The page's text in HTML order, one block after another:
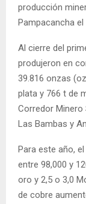
producción
Pampacancha el
Al cierre del
produjeron en
39.816 onzas
plata y 766 t de
Corredor Minero
Las Bambas y
Para este año,
entre 98,000 y
oro y 2,5 o 3,0
de cobre